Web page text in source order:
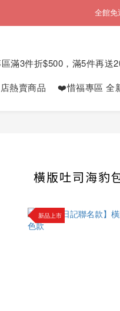
滿3件折$500，滿5件再送
熱賣商品 ❤️惜福專區 全
橫版吐司海豹
新品上市
全館免